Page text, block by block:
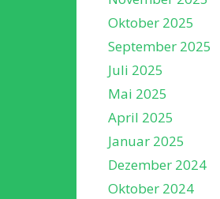
Oktober 2025
September 2025
Juli 2025
Mai 2025
April 2025
Januar 2025
Dezember 2024
Oktober 2024